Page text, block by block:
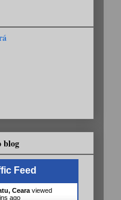
blog
Feed
Ceara viewed
ago